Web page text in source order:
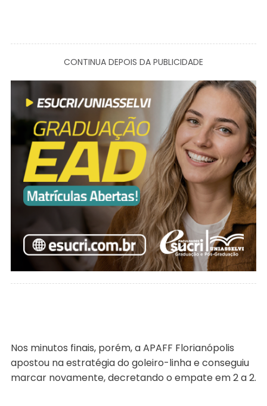
CONTINUA DEPOIS DA PUBLICIDADE
Nos minutos finais, porém, a APAFF Florianópolis
apostou na estratégia do goleiro-linha e conseguiu
marcar novamente, decretando o empate em 2 a 2.